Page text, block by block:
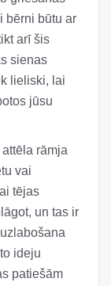
bērni būtu ar
arī šis
sienas
lieliski, lai
jūsu
rāmja
vai
tējas
un tas ir
ideju
patiešām